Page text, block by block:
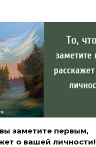
заметите первым,
о вашей личности!